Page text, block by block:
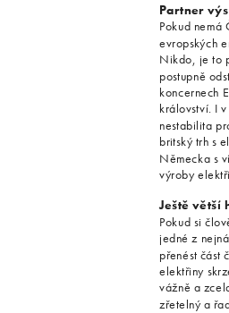
Partner
Pokud nemá
evropských
Nikdo, je to
postupně
koncernech
království. I
nestabilita
britský trh s
Německa s
výroby
Ještě větší
Pokud si
jedné z
přenést část
elektřiny
vážně a
zřetelný a